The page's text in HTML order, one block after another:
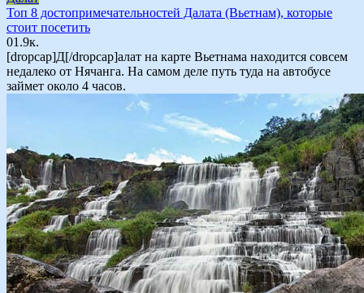
Топ 8 достопримечательностей Далата (Вьетнам), которые
стоит посетить
01.9к.
[dropcap]Д[/dropcap]алат на карте Вьетнама находится совсем
недалеко от Нячанга. На самом деле путь туда на автобусе
займет около 4 часов.